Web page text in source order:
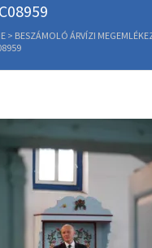
> BESZÁMOLÓ ÁRVÍZI